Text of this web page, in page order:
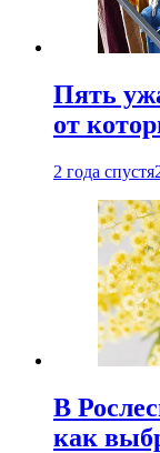
Пять
от
2 года спустя
В
как